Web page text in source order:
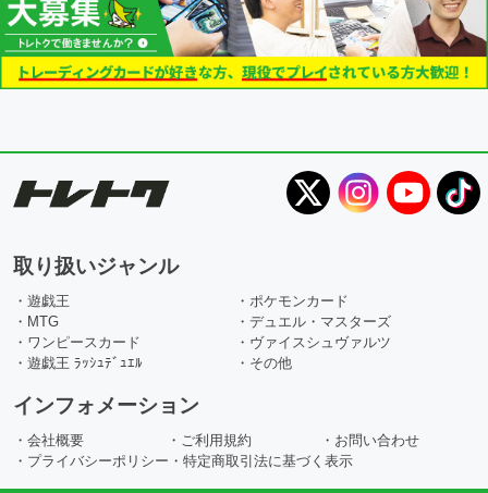
取り扱いジャンル
・遊戯王
・ポケモンカード
・MTG
・デュエル・マスターズ
・ワンピースカード
・ヴァイスシュヴァルツ
・遊戯王 ﾗｯｼｭﾃﾞｭｴﾙ
・その他
インフォメーション
・会社概要 ・ご利用規約
・お問い合わせ
・プライバシーポリシー ・特定商取引法に基づく表示